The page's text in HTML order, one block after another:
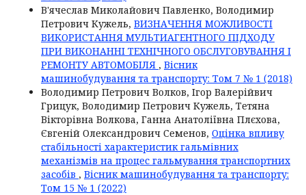
В'ячеслав Миколайович Павленко, Володимир
Петрович Кужель, ВИЗНАЧЕННЯ МОЖЛИВОСТІ
ВИКОРИСТАННЯ МУЛЬТИАГЕНТНОГО ПІДХОДУ
ПРИ ВИКОНАННІ ТЕХНІЧНОГО ОБСЛУГОВУВАННЯ І
РЕМОНТУ АВТОМОБІЛЯ , Вісник
машинобудування та транспорту: Том 7 № 1 (2018)
Володимир Петрович Волков, Ігор Валерійвич
Грицук, Володимир Петрович Кужель, Тетяна
Вікторівна Волкова, Ганна Анатоліївна Плєхова,
Євгеній Олександрович Семенов, Оцінка впливу
стабільності характеристик гальмівних
механізмів на процес гальмування транспортних
засобів , Вісник машинобудування та транспорту:
Том 15 № 1 (2022)